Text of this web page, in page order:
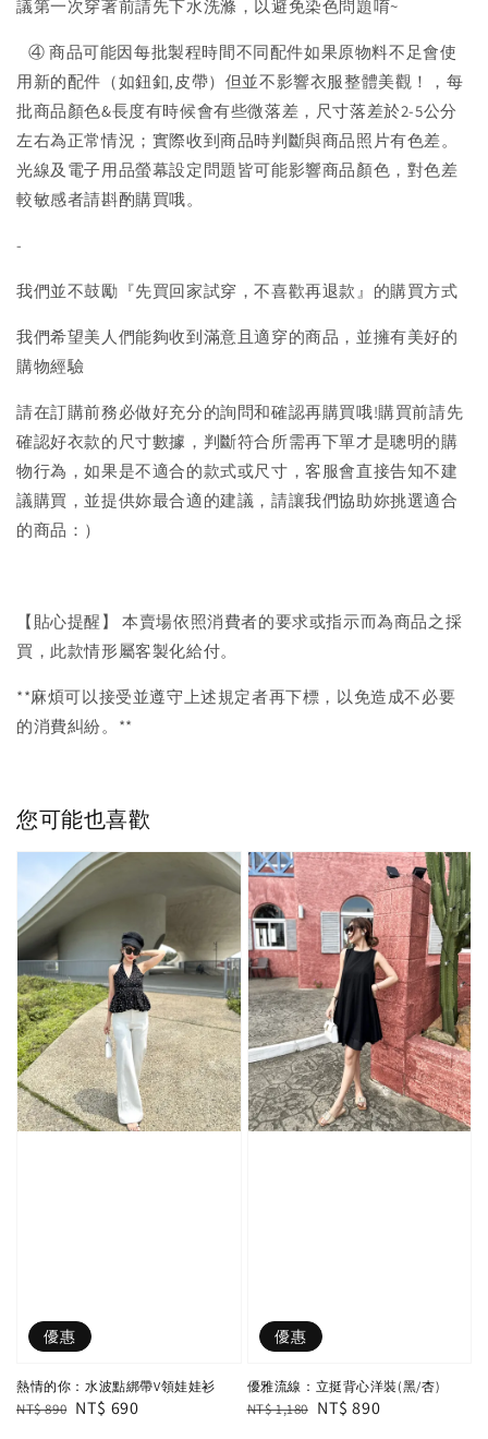
議第一次穿著前請先下水洗滌，以避免染色問題唷~
④ 商品可能因每批製程時間不同配件如果原物料不足會使
用新的配件（如鈕釦,皮帶）但並不影響衣服整體美觀！，每
批商品顏色&長度有時候會有些微落差，尺寸落差於2-5公分
左右為正常情況；實際收到商品時判斷與商品照片有色差。
光線及電子用品螢幕設定問題皆可能影響商品顏色，對色差
較敏感者請斟酌購買哦。
-
我們並不鼓勵『先買回家試穿，不喜歡再退款』的購買方式
我們希望美人們能夠收到滿意且適穿的商品，並擁有美好的
購物經驗
請在訂購前務必做好充分的詢問和確認再購買哦!購買前請先
確認好衣款的尺寸數據，判斷符合所需再下單才是聰明的購
物行為，如果是不適合的款式或尺寸，客服會直接告知不建
議購買，並提供妳最合適的建議，請讓我們協助妳挑選適合
的商品：）
【貼心提醒】 本賣場依照消費者的要求或指示而為商品之採
買，此款情形屬客製化給付。
**麻煩可以接受並遵守上述規定者再下標，以免造成不必要
的消費糾紛。**
您可能也喜歡
優惠
熱情的你：水波點綁帶V領娃娃衫
Regular
NT$ 890 Sale
NT$ 690
優惠
優雅流線：立挺背心洋裝(黑/杏)
Regular
NT$ 1,180 Sale
NT$ 890